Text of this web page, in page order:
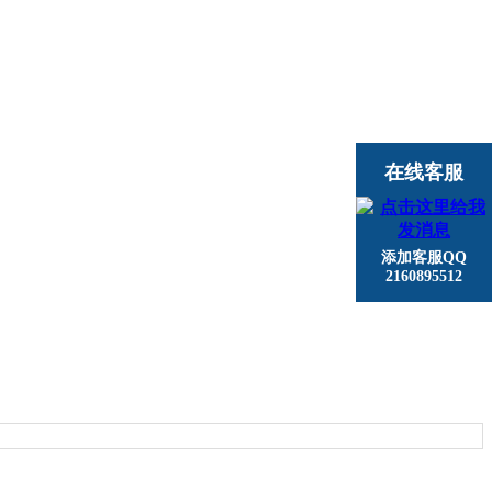
在线客服
添加客服QQ
2160895512